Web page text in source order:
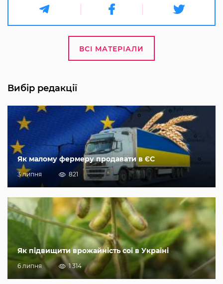
ВСІ МАТЕРІАЛИ
Вибір редакції
Як малому фермеру продавати в ЄС
3 липня 821
Як підвищити врожайність сої в Україні
6 липня 1 314